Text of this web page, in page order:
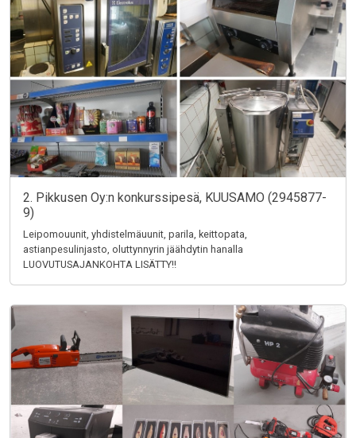
2. Pikkusen Oy:n konkurssipesä, KUUSAMO (2945877-
9)
Leipomouunit, yhdistelmäuunit, parila, keittopata,
astianpesulinjasto, oluttynnyrin jäähdytin hanalla
LUOVUTUSAJANKOHTA LISÄTTY!!